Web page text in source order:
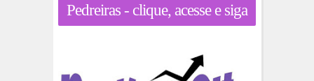
Pedreiras - clique, acesse e siga